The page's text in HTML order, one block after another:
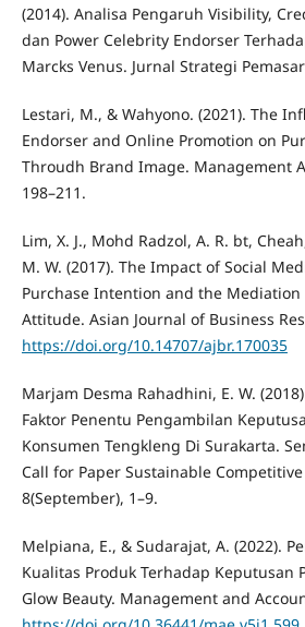
(2014). Analisa Pengaruh Visibility,
dan Power Celebrity Endorser
Marcks Venus. Jurnal Strategi
Lestari, M., & Wahyono. (2021). The
Endorser and Online Promotion on
Throudh Brand Image. Management
198–211.
Lim, X. J., Mohd Radzol, A. R. bt,
M. W. (2017). The Impact of Social
Purchase Intention and the Mediation
Attitude. Asian Journal of Business
https://doi.org/10.14707/ajbr.170035
Marjam Desma Rahadhini, E. W.
Faktor Penentu Pengambilan
Konsumen Tengkleng Di Surakarta.
Call for Paper Sustainable Competitive
8(September), 1–9.
Melpiana, E., & Sudarajat, A. (2022).
Kualitas Produk Terhadap Keputusan
Glow Beauty. Management and